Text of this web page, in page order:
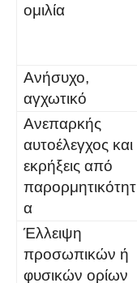
ομιλία
Ανήσυχο,
αγχωτικό
Ανεπαρκής
αυτοέλεγχος και
εκρήξεις από
παρορμητικότητ
α
Έλλειψη
προσωπικών ή
φυσικών ορίων